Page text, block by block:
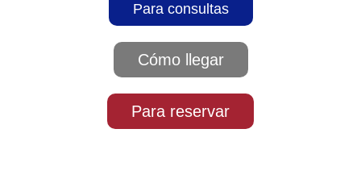
Para consultas
Cómo llegar
Para reservar